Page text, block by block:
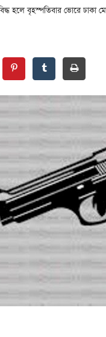
হলে বৃহস্পতিবার ভোরে